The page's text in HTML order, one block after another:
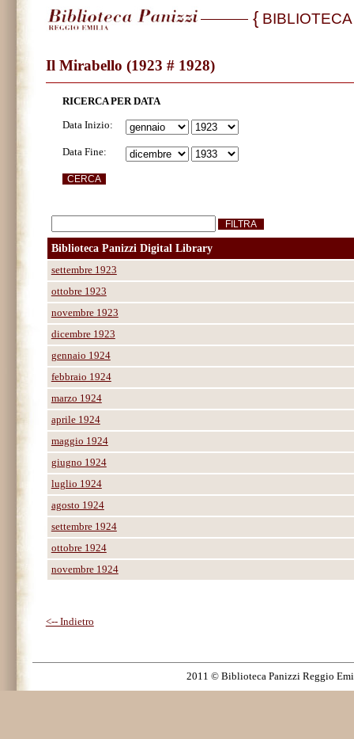
{
Il Mirabello (1923 # 1928)
RICERCA PER DATA
Data Inizio:
Data Fine:
Biblioteca Panizzi Digital Library
settembre 1923
ottobre 1923
novembre 1923
dicembre 1923
gennaio 1924
febbraio 1924
marzo 1924
aprile 1924
maggio 1924
giugno 1924
luglio 1924
agosto 1924
settembre 1924
ottobre 1924
novembre 1924
<-- Indietro
2011 © Biblioteca Panizzi Reggio